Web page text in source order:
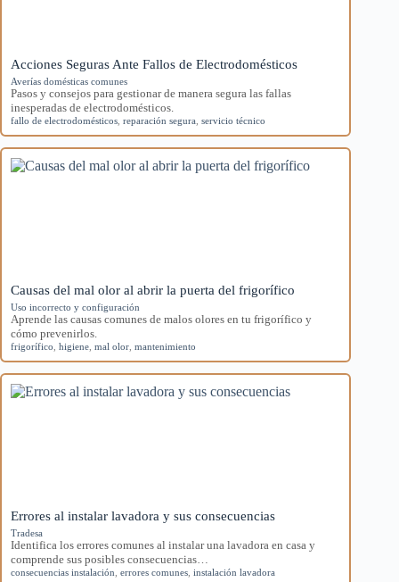
Acciones Seguras Ante Fallos de Electrodomésticos
Averías domésticas comunes
Pasos y consejos para gestionar de manera segura las fallas
inesperadas de electrodomésticos.
fallo de electrodomésticos reparación segura servicio técnico
Causas del mal olor al abrir la puerta del frigorífico
Uso incorrecto y configuración
Aprende las causas comunes de malos olores en tu frigorífico y
cómo prevenirlos.
frigorífico higiene mal olor mantenimiento
Errores al instalar lavadora y sus consecuencias
Tradesa
Identifica los errores comunes al instalar una lavadora en casa y
comprende sus posibles consecuencias…
consecuencias instalación errores comunes instalación lavadora